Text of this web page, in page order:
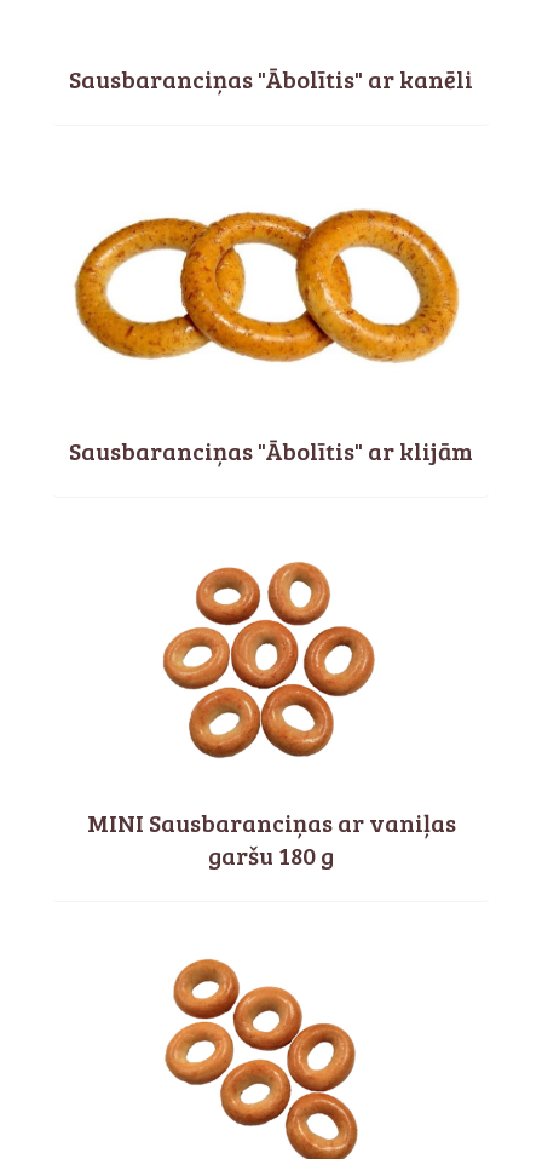
Sausbaranciņas "Ābolītis" ar kanēli
Sausbaranciņas "Ābolītis" ar klijām
MINI Sausbaranciņas ar vaniļas
garšu 180 g